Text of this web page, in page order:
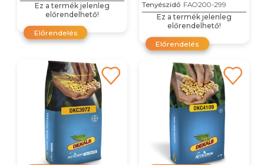
Ez a termék jelenleg
előrendelhető!
Előrendelés
Tenyészidő FAO200-299
Ez a termék jelenleg
előrendelhető!
Előrendelés